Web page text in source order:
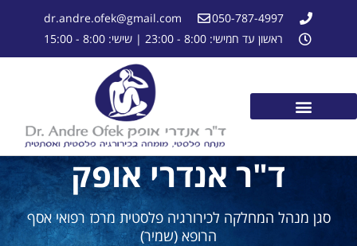
050-787-4997
dr.andre.ofek@gmail.com
ראשון עד חמישי: 8:00 - 23:00 | שישי: 8:00 - 15:00
ד"ר אנדרי אופק
סגן מנהל המחלקה לכירורגיה פלסטית מרכז רפואי אסף
הרופא (שמיר)